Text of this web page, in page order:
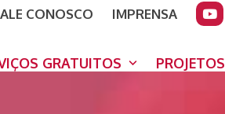
CONOSCO
IMPRENSA
GRATUITOS PROJETOS